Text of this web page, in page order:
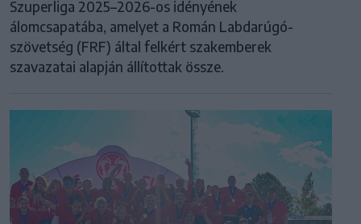
Szuperliga 2025–2026-os idényének
álomcsapatába, amelyet a Román Labdarúgó-
szövetség (FRF) által felkért szakemberek
szavazatai alapján állítottak össze.